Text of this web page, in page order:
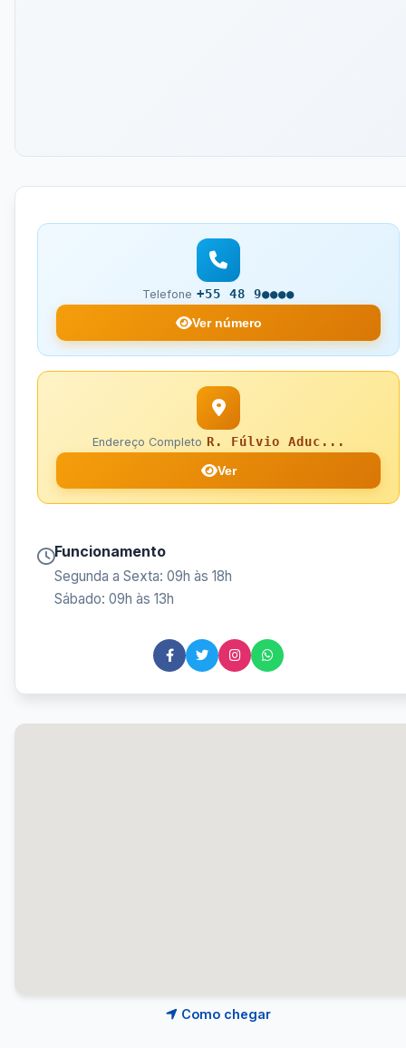
Telefone +55 48 9●●●●
Ver número
Endereço Completo R. Fúlvio Aduc...
Ver
Funcionamento
Segunda a Sexta: 09h às 18h
Sábado: 09h às 13h
Como chegar